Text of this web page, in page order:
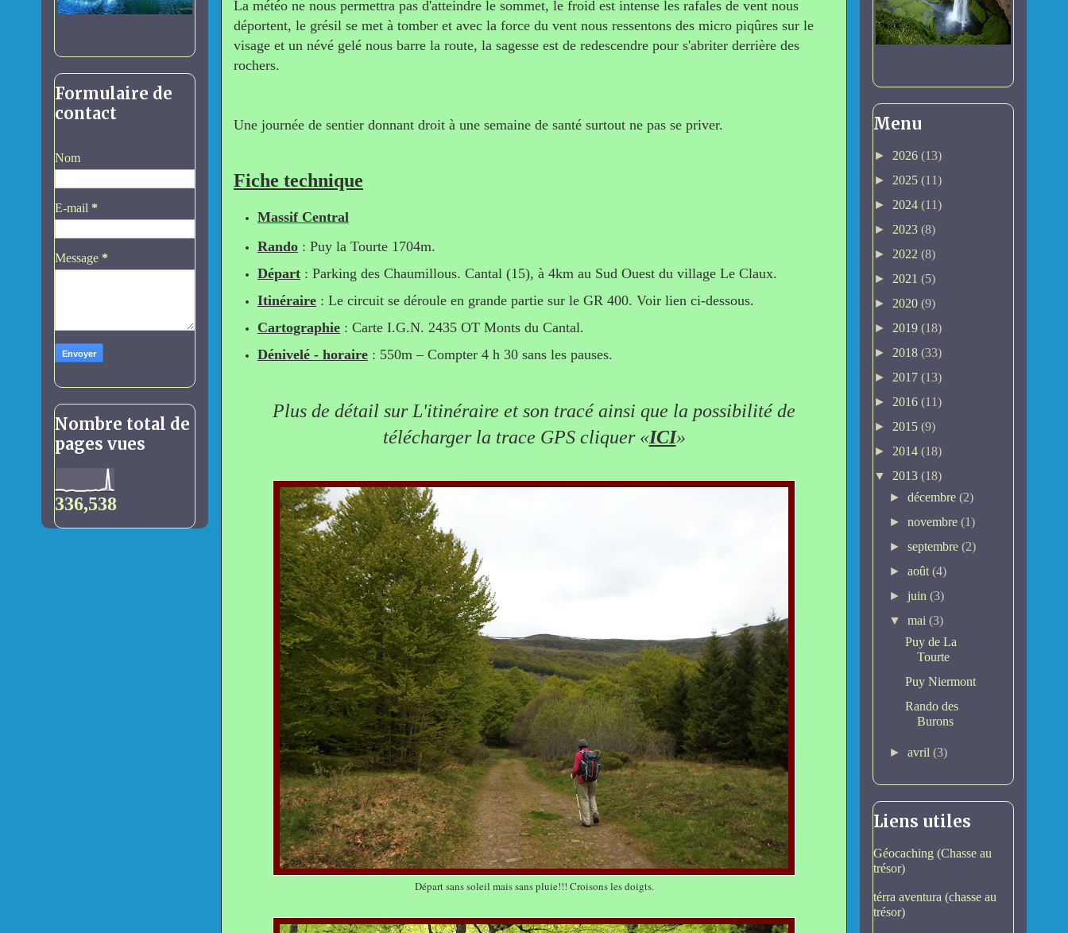
La météo ne nous permettra pas d'atteindre le sommet, le froid est intense les rafales de vent nous
déportent, le grésil se met à tomber et avec la force du vent nous ressentons des micro piqûres sur le
visage et un névé gelé nous barre la route, la sagesse est de redescendre pour s'abriter derrière des
rochers.
Une journée de sentier donnant droit à une semaine de santé surtout ne pas se priver.
Fiche technique
Massif Central
Rando : Puy la Tourte 1704m.
Départ : Parking des Chaumillous. Cantal (15), à 4km au Sud Ouest du village Le Claux.
Itinéraire : Le circuit se déroule en grande partie sur le GR 400. Voir lien ci-dessous.
Cartographie : Carte I.G.N. 2435 OT Monts du Cantal.
Dénivelé - horaire : 550m – Compter 4 h 30 sans les pauses.
Plus de détail sur L'itinéraire et son tracé ainsi que la possibilité de
télécharger la trace GPS cliquer «ICI»
Départ sans soleil mais sans pluie!!! Croisons les doigts.
Formulaire de
contact
Nom
E-mail *
Message *
Nombre total de
pages vues
336,538
Menu
► 2026 (13)
► 2025 (11)
► 2024 (11)
► 2023 (8)
► 2022 (8)
► 2021 (5)
► 2020 (9)
► 2019 (18)
► 2018 (33)
► 2017 (13)
► 2016 (11)
► 2015 (9)
► 2014 (18)
▼ 2013 (18)
►décembre(2)
►novembre(1)
►septembre(2)
►août(4)
►juin(3)
▼mai(3)
Puy de La
Tourte
Puy Niermont
Rando des
Burons
►avril(3)
Liens utiles
Géocaching (Chasse au
trésor)
térra aventura (chasse au
trésor)